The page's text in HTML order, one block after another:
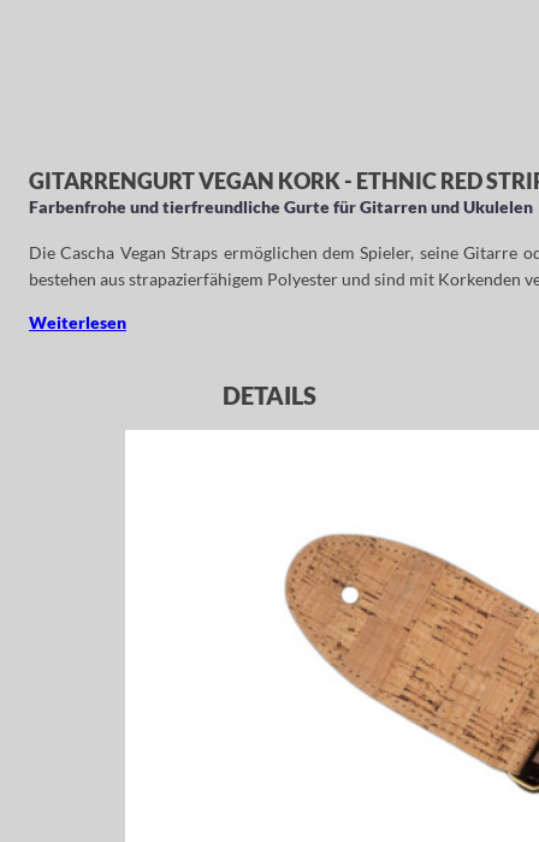
GITARRENGURT VEGAN KORK - ETHNIC RED
Farbenfrohe und tierfreundliche Gurte für Gitarren und Ukulelen
Die Cascha Vegan Straps ermöglichen dem Spieler, seine
bestehen aus strapazierfähigem Polyester und sind mit Korkenden
Weiterlesen
DETAILS